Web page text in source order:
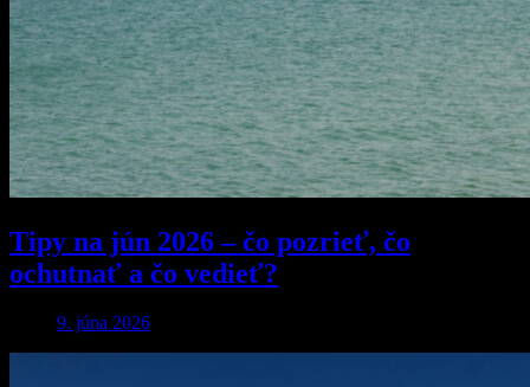
Tipy na jún 2026 – čo pozrieť, čo
ochutnať a čo vedieť?
9. júna 2026